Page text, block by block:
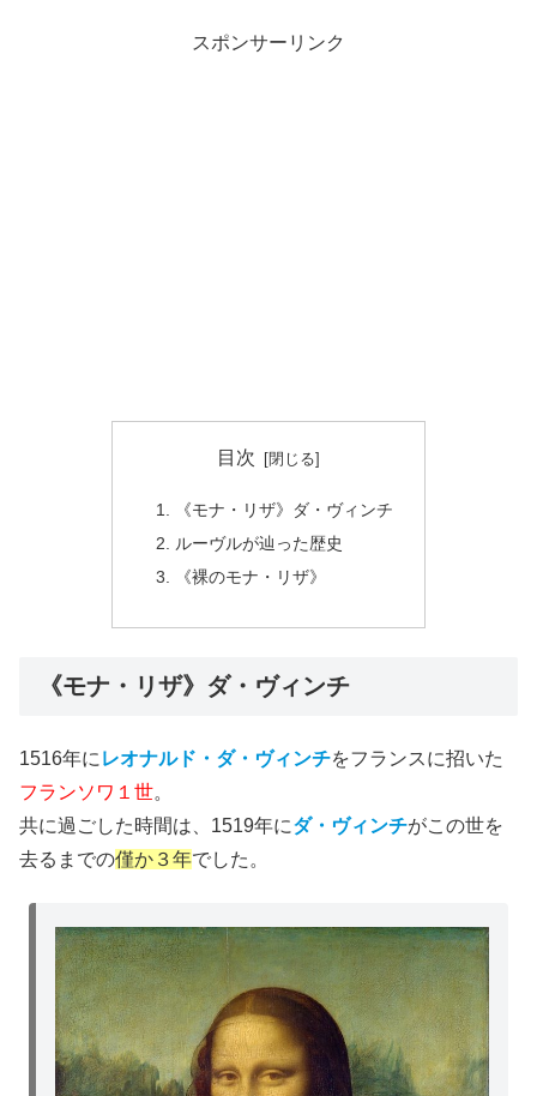
スポンサーリンク
目次
《モナ・リザ》ダ・ヴィンチ
ルーヴルが辿った歴史
《裸のモナ・リザ》
《モナ・リザ》ダ・ヴィンチ
1516年に レオナルド・ダ・ヴィンチをフランスに招いた
フランソワ１世。
共に過ごした時間は、1519年にダ・ヴィンチがこの世を
去るまでの僅か３年でした。